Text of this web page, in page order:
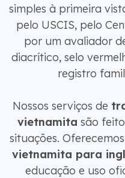
simples à primeira
​​pelo USCIS, pelo
por um avaliador
diacrítico, selo
registro
Nossos serviços de
vietnamita são
situações. Oferecemos
vietnamita para
educação e uso